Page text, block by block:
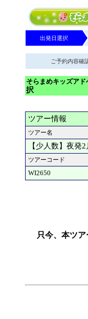
出発日選択
ご予約内容確
そらまめキッズア
択
ツアー情報
ツアー名
【少人数】夜発
ツアーコード
WI2650
只今、本ツア